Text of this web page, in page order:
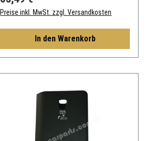
Preise inkl. MwSt. zzgl. Versandkosten
In den Warenkorb